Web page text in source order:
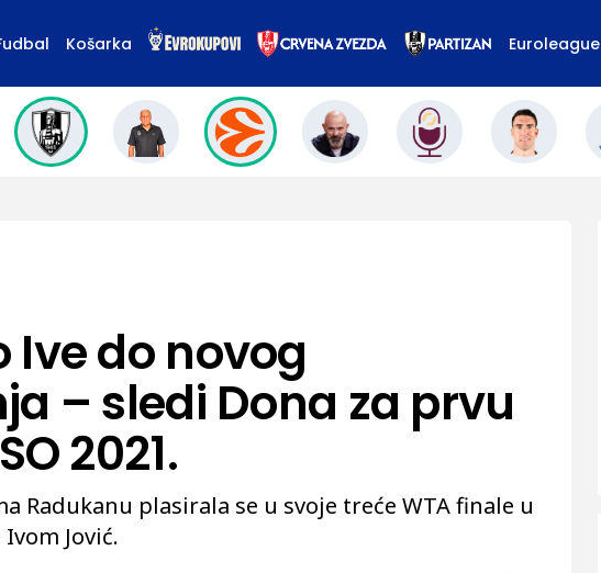
Košarka Euroleague
Ive do novog
– sledi Dona za prvu
2021.
Radukanu plasirala se u svoje treće WTA finale u
Jović.